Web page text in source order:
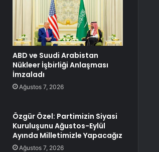
ABD ve Suudi Arabistan
Nükleer İşbirliği Anlaşması
İmzaladı
Ağustos 7, 2026
Özgür Özel: Partimizin Siyasi
Kuruluşunu Ağustos-Eylül
Ayında Milletimizle Yapacağız
Ağustos 7, 2026